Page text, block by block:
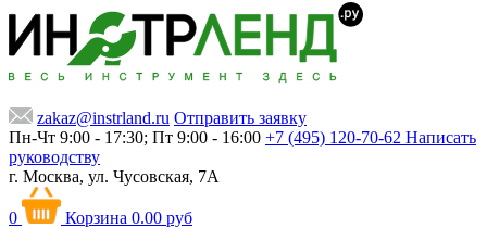
zakaz@instrland.ru Отправить заявку
Пн-Чт 9:00 - 17:30; Пт 9:00 - 16:00 +7 (495) 120-70-62 Написать
руководству
г. Москва, ул. Чусовская, 7А
0 Корзина 0.00 руб